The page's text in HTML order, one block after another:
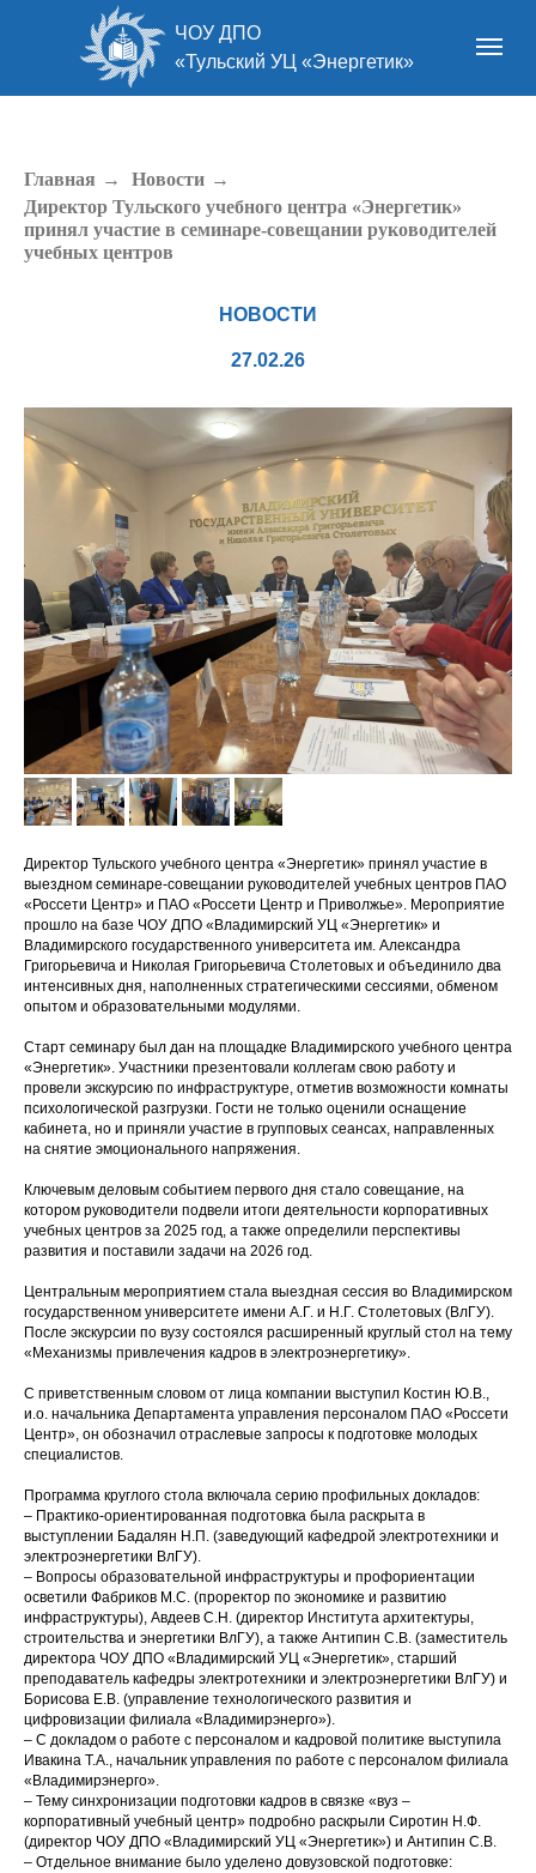
ЧОУ ДПО
«Тульский УЦ «Энергетик»
Главная → Новости →
Директор Тульского учебного центра «Энергетик»
принял участие в семинаре-совещании руководителей
учебных центров
НОВОСТИ
27.02.26
Директор Тульского учебного центра «Энергетик» принял участие в
выездном семинаре-совещании руководителей учебных центров ПАО
«Россети Центр» и ПАО «Россети Центр и Приволжье». Мероприятие
прошло на базе ЧОУ ДПО «Владимирский УЦ «Энергетик» и
Владимирского государственного университета им. Александра
Григорьевича и Николая Григорьевича Столетовых и объединило два
интенсивных дня, наполненных стратегическими сессиями, обменом
опытом и образовательными модулями.
Старт семинару был дан на площадке Владимирского учебного центра
«Энергетик». Участники презентовали коллегам свою работу и
провели экскурсию по инфраструктуре, отметив возможности комнаты
психологической разгрузки. Гости не только оценили оснащение
кабинета, но и приняли участие в групповых сеансах, направленных
на снятие эмоционального напряжения.
Ключевым деловым событием первого дня стало совещание, на
котором руководители подвели итоги деятельности корпоративных
учебных центров за 2025 год, а также определили перспективы
развития и поставили задачи на 2026 год.
Центральным мероприятием стала выездная сессия во Владимирском
государственном университете имени А.Г. и Н.Г. Столетовых (ВлГУ).
После экскурсии по вузу состоялся расширенный круглый стол на тему
«Механизмы привлечения кадров в электроэнергетику».
С приветственным словом от лица компании выступил Костин Ю.В.,
и.о. начальника Департамента управления персоналом ПАО «Россети
Центр», он обозначил отраслевые запросы к подготовке молодых
специалистов.
Программа круглого стола включала серию профильных докладов:
– Практико-ориентированная подготовка была раскрыта в
выступлении Бадалян Н.П. (заведующий кафедрой электротехники и
электроэнергетики ВлГУ).
– Вопросы образовательной инфраструктуры и профориентации
осветили Фабриков М.С. (проректор по экономике и развитию
инфраструктуры), Авдеев С.Н. (директор Института архитектуры,
строительства и энергетики ВлГУ), а также Антипин С.В. (заместитель
директора ЧОУ ДПО «Владимирский УЦ «Энергетик», старший
преподаватель кафедры электротехники и электроэнергетики ВлГУ) и
Борисова Е.В. (управление технологического развития и
цифровизации филиала «Владимирэнерго»).
– С докладом о работе с персоналом и кадровой политике выступила
Ивакина Т.А., начальник управления по работе с персоналом филиала
«Владимирэнерго».
– Тему синхронизации подготовки кадров в связке «вуз –
корпоративный учебный центр» подробно раскрыли Сиротин Н.Ф.
(директор ЧОУ ДПО «Владимирский УЦ «Энергетик») и Антипин С.В.
– Отдельное внимание было уделено довузовской подготовке: